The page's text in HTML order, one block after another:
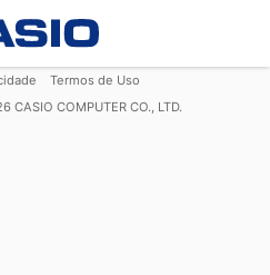
Termos de Uso
CASIO COMPUTER CO., LTD.